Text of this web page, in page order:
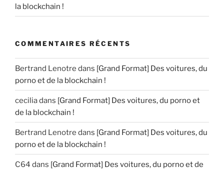
la blockchain !
COMMENTAIRES RÉCENTS
Bertrand Lenotre dans [Grand Format] Des voitures, du
porno et de la blockchain !
ceciliadans [Grand Format] Des voitures, du porno et
de la blockchain !
Bertrand Lenotre dans [Grand Format] Des voitures, du
porno et de la blockchain !
C64 dans [Grand Format] Des voitures, du porno et de